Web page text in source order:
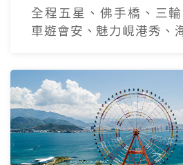
全程五星、佛手橋、三
車遊會安、魅力峴港秀、